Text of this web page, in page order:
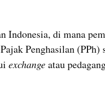
Indonesia, di mana
Penghasilan (PPh)
exchange atau